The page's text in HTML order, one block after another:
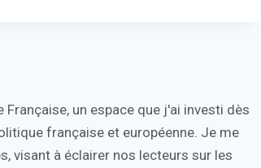
un espace que j'ai investi dès
française et européenne. Je me
visant à éclairer nos lecteurs sur les